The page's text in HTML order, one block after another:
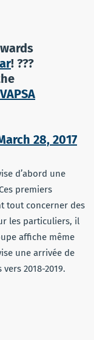
! ???
28, 2017
d’abord une
premiers
tout concerner des
les particuliers, il
affiche même
une arrivée de
2018-2019.